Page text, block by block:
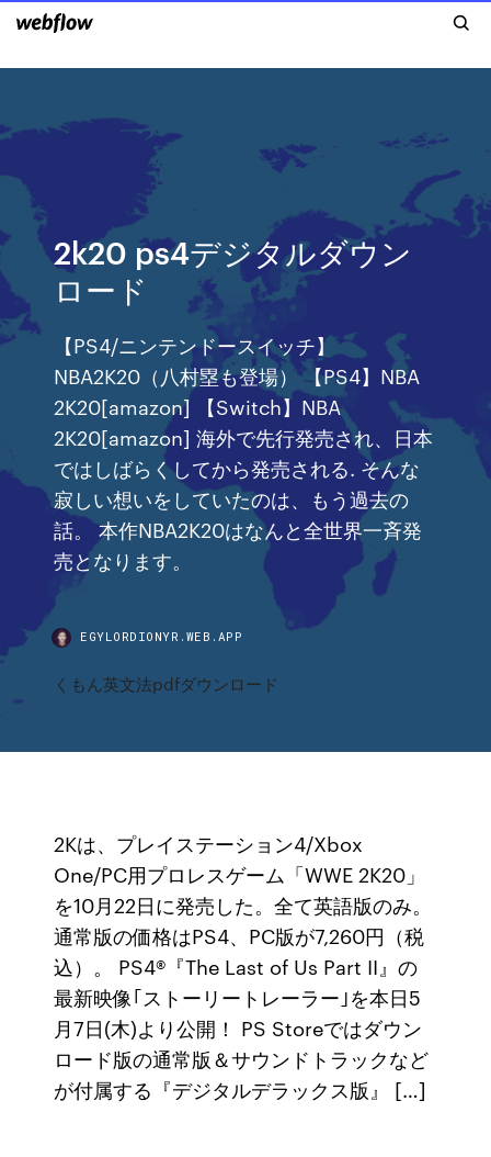
2k20 ps4デジタルダウン
ロード
【PS4/ニンテンドースイッチ】
NBA2K20（八村塁も登場） 【PS4】NBA
2K20[amazon] 【Switch】NBA
2K20[amazon] 海外で先行発売され、日本
ではしばらくしてから発売される. そんな
寂しい想いをしていたのは、もう過去の
話。 本作NBA2K20はなんと全世界一斉発
売となります。
EGYLORDIONYR.WEB.APP
くもん英文法pdfダウンロード
2Kは、プレイステーション4/Xbox
One/PC用プロレスゲーム「WWE 2K20」
を10月22日に発売した。全て英語版のみ。
通常版の価格はPS4、PC版が7,260円（税
込）。 PS4®『The Last of Us Part II』の
最新映像｢ストーリートレーラー｣を本日5
月7日(木)より公開！ PS Storeではダウン
ロード版の通常版＆サウンドトラックなど
が付属する『デジタルデラックス版』 […]